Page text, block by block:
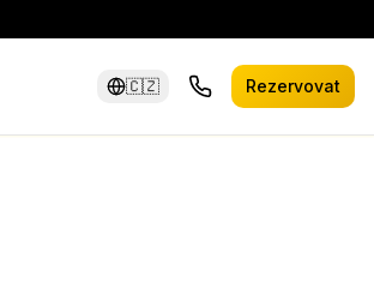
🇨🇿 Rezervovat